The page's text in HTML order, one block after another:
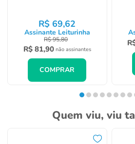
R$ 69,62
Assinante Leiturinha
R$95,80
R$ 81,90 não assinantes
COMPRAR
Quem viu, viu